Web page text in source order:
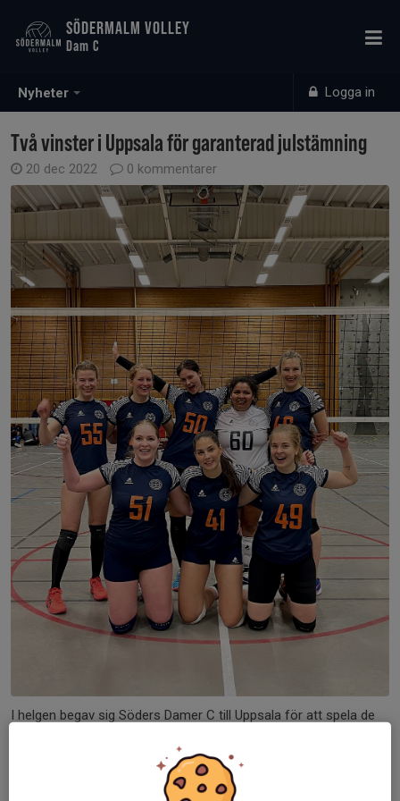
Nyheter Logga in
SÖDERMALM VOLLEY
Dam C
Två vinster i Uppsala för garanterad julstämning
20 dec 2022 0 kommentarer
I helgen begav sig Söders Damer C till Uppsala för att spela de
förberedelserna redan under resan dit, under vilken det laddades
med peppande musik i bilen och flamsades på IKEA:s